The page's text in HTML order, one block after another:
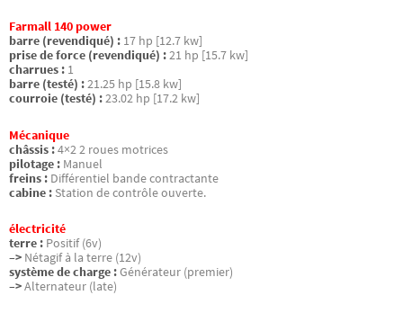
Farmall 140 power
barre (revendiqué) : 17 hp [12.7 kw]
prise de force (revendiqué) :21 hp [15.7 kw]
charrues : 1
barre (testé) :21.25 hp [15.8 kw]
courroie (testé) :23.02 hp [17.2 kw]
Mécanique
châssis :4×2 2 roues motrices
pilotage : Manuel
freins : Différentiel bande contractante
cabine : Station de contrôle ouverte.
électricité
terre : Positif (6v)
–> Nétagif à la terre (12v)
système de charge :Générateur (premier)
–>Alternateur (late)